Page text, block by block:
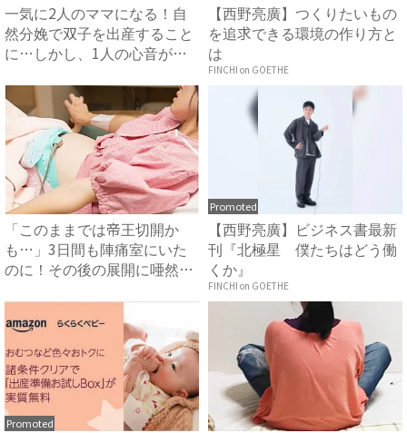
一気に2人のママになる！自
然分娩で双子を出産すること
に…しかし、1人の心音が聞
【西野亮廣】つくりたいもの
を追求できる環境の作り方と
は
FINCHI on GOETHE
「このままでは帝王切開か
も…」3日間も陣痛室にいた
のに！その後の展開に唖然…
Promoted
【西野亮廣】ビジネス書最新
刊『北極星 僕たちはどう働
くか』
FINCHI on GOETHE
Promoted